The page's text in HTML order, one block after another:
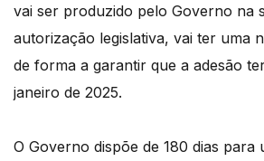
vai ser produzido pelo Governo na
autorização legislativa, vai ter uma
de forma a garantir que a adesão
janeiro de 2025.
O Governo dispõe de 180 dias para